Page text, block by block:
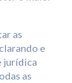
as
e
jurídica
as